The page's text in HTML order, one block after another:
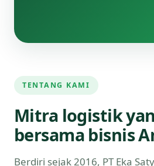
TENTANG KAMI
Mitra logistik
bersama bisnis
Berdiri sejak 2016, PT Eka